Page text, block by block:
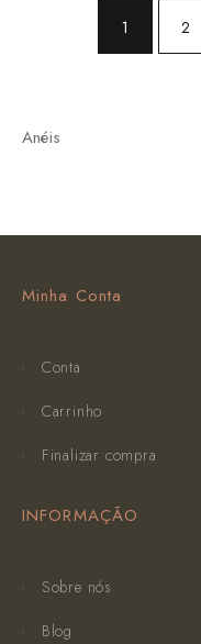
1 2
Anéis
Minha Conta
Conta
Carrinho
Finalizar compra
INFORMAÇÃO
Sobre nós
Blog